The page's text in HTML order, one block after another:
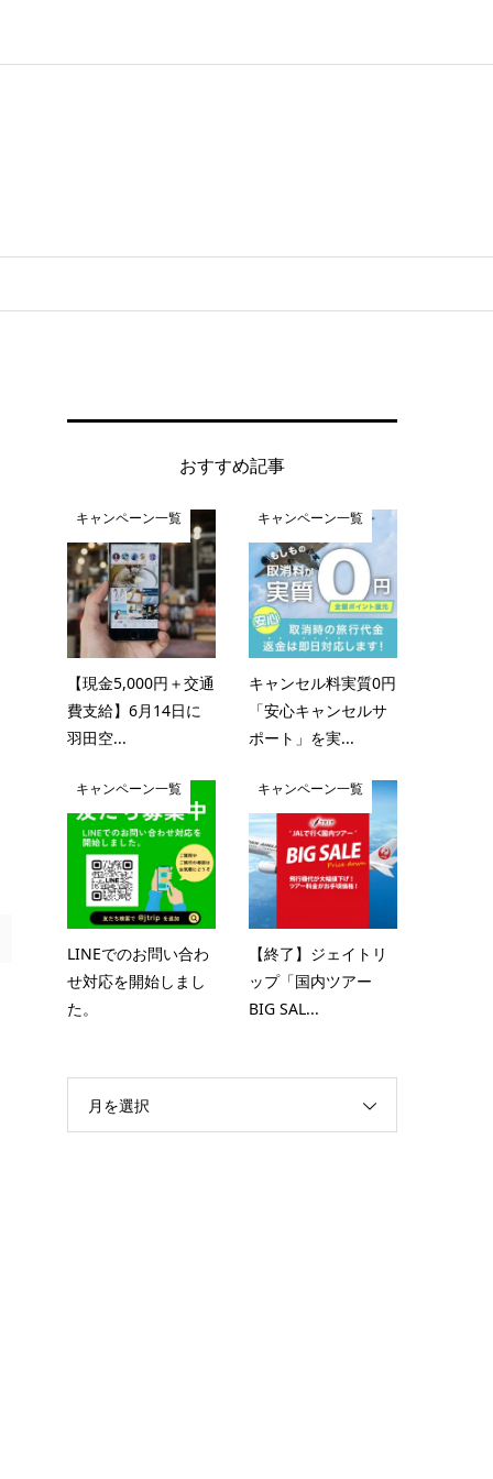
おすすめ記事
キャンペーン一覧
【現金5,000円＋交通
費支給】6月14日に
羽田空...
キャンペーン一覧
キャンセル料実質0円
「安心キャンセルサ
ポート」を実...
キャンペーン一覧
LINEでのお問い合わ
せ対応を開始しまし
た。
キャンペーン一覧
【終了】ジェイトリ
ップ「国内ツアー
BIG SAL...
月を選択